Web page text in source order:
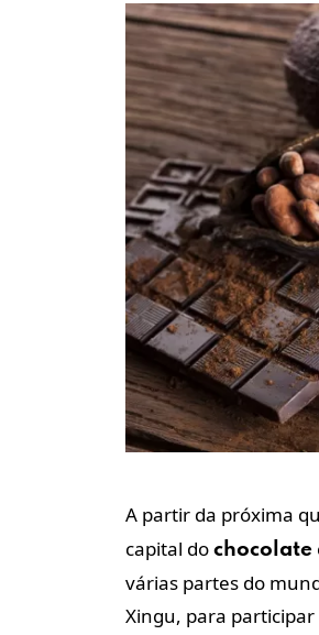
A partir da próxima
capital do chocolate
várias partes do
Xingu, para participar